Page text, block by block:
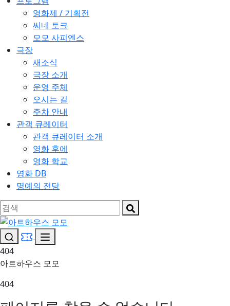
영화제 / 기획전
씨네 토크
모모 사피엔스
극장
새소식
극장 소개
운영 주체
오시는 길
주차 안내
관객 큐레이터
관객 큐레이터 소개
영화 후에
영화 학교
영화 DB
명예의 전당
404
아트하우스 모모
404